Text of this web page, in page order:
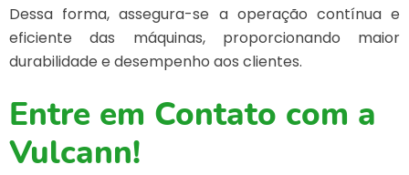
Dessa forma, assegura-se a operação contínua e
eficiente das máquinas, proporcionando maior
durabilidade e desempenho aos clientes.
Entre em Contato com a
Vulcann!